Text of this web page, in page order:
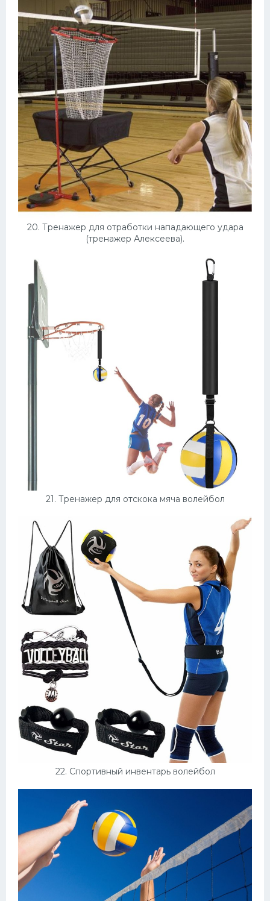
20. Тренажер для отработки нападающего удара
(тренажер Алексеева).
21. Тренажер для отскока мяча волейбол
22. Спортивный инвентарь волейбол